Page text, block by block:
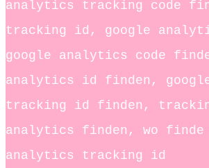
analytics tracking code
tracking id, google
google analytics code
analytics id finden,
tracking id finden,
analytics finden, wo finde
analytics tracking id